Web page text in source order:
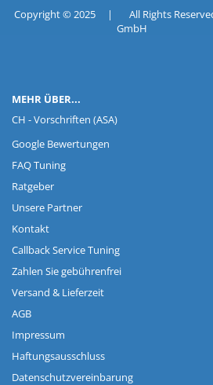
Copyright © 2025 | All Rights
GmbH
MEHR ÜBER...
CH - Vorschriften (ASA)
Google Bewertungen
FAQ Tuning
Ratgeber
Unsere Partner
Kontakt
Callback Service Tuning
Zahlen Sie gebührenfrei
Versand & Lieferzeit
AGB
Impressum
Haftungsausschluss
Datenschutzvereinbarung